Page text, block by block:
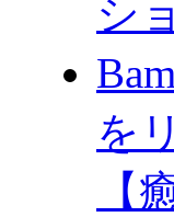
シ
を
【